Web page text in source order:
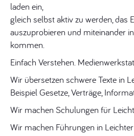
laden ein,
gleich selbst aktiv zu werden, das
auszuprobieren und miteinander
kommen.
Einfach Verstehen.
Wir übersetzen schwere Texte in
Beispiel Gesetze, Verträge,
Wir machen Schulungen für
Wir machen Führungen in